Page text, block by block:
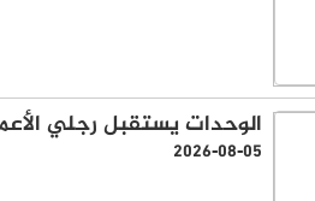
الوحدات يستقبل رجلي
2026-08-05